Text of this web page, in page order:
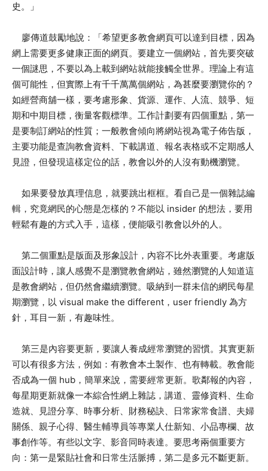
史。」
廖傳道鼓勵地說：「希望更多教會網頁可以達到目標，因為
網上需要更多健康正面的網頁。要建立一個網站，首先要突破
一個謎思，不要以為上載到網站就能接觸全世界。理論上有這
個可能性，但實際上有千千萬萬個網站，為甚麼要瀏覽你的？
如經營商舖一樣，要考慮形象、貨源、運作、人流、競爭、短
期和中期目標，衡量客觀標準。工作計劃要有四個重點，第一
是要制訂網站的性質；一般教會傾向將網站視為電子佈告版，
主要功能是查詢教會資料、下載講道、報名表格或不定期感人
見證，但發現這樣定位的話，教會以外的人沒有動機瀏覽。
如果要發放真理信息，就要跳出框框。看自己是一個雜誌編
輯，究竟網民的心態是怎樣的？不能以 insider 的想法，要用
輕鬆有趣的方式入手，這樣，便能吸引教會以外的人。
第二個重點是版面及形象設計，內容不比外表重要。考慮版
面設計時，讓人感覺不是瀏覽教會網站，雖然瀏覽的人知道這
是教會網站，但仍然會繼續瀏覽。吸納到一群未信的網民每星
期瀏覽，以 visual make the different，user friendly 為方
針，耳目一新，有趣味性。
第三是內容要更新，要讓人養成經常瀏覽的習慣。其實更新
可以有很多方法，例如：有教會本土製作、也有轉載。教會能
否成為一個 hub，簡單來說，需要經常更新。歌鄰報的內容，
每星期更新就像一本綜合性網上雜誌，講道、靈修資料、生命
造就、見證分享、時事分析、財務秘訣、日常家常食譜、夫婦
關係、親子心得、醫生輔導員等專業人仕新知、小品專欄、故
事創作等。有些以文字、影音同時表達。要思考兩個重要方
向：第一是緊貼社會和日常生活脈搏，第二是多元不斷更新。